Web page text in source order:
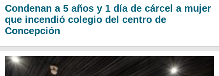
Condenan a 5 años y 1 día de cárcel a mujer
que incendió colegio del centro de
Concepción